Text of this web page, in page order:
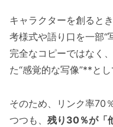
キャラクターを創ると
考様式や語り口を一部“
完全なコピーではなく
た“感覚的な写像”**とし
そのため、リンク率70
つつも、 残り30％が「